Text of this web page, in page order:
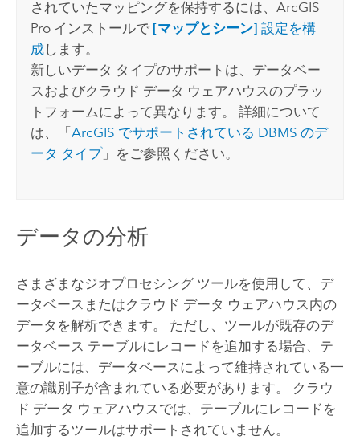
されていたマッピングを保持するには、ArcGIS
Pro インストールで [マップとシーン] 設定を構
成します。
新しいデータ タイプのサポートは、データベー
スおよびクラウド データ ウェアハウスのプラッ
トフォームによって異なります。 詳細について
は、「ArcGIS でサポートされている DBMS のデ
ータ タイプ」をご参照ください。
データの分析
さまざまなジオプロセシング ツールを使用して、デ
ータベースまたはクラウド データ ウェアハウス内の
データを解析できます。 ただし、ツールが既存のデ
ータベース テーブルにレコードを追加する場合、テ
ーブルには、データベースによって維持されている一
意の識別子が含まれている必要があります。 クラウ
ド データ ウェアハウスでは、テーブルにレコードを
追加するツールはサポートされていません。